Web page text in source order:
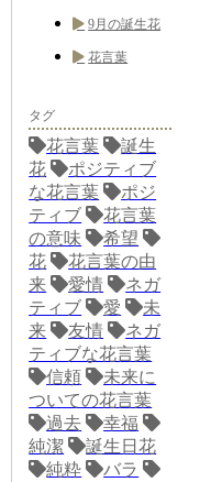
9月の誕生花
花言葉
タグ
花言葉
誕生
花
ポジティブ
な花言葉
ポジ
ティブ
花言葉
の意味
希望
花
花言葉の由
来
愛情
ネガ
ティブ
愛
未
来
友情
ネガ
ティブな花言葉
信頼
未来に
ついての花言葉
過去
幸福
純潔
誕生日花
純粋
バラ